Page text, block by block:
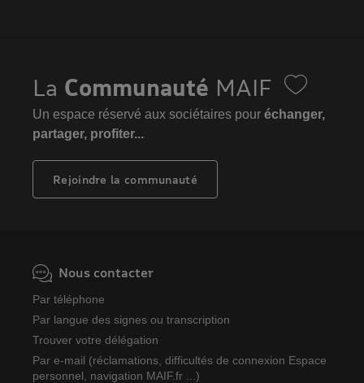
La Communauté MAIF
Un espace réservé aux sociétaires pour échanger,
partager, profiter...
Rejoindre la communauté
Nous contacter
Par téléphone
Par langue des signes ou transcription
Trouver votre délégation
Par e-mail (réclamations, difficultés de connexion Espace
personnel, navigation MAIF.fr ...)